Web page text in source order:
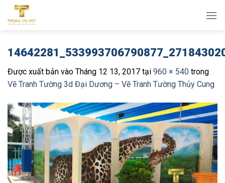
qua
Được xuất bản vào Tháng 12 13, 2017 tại 960 × 540 trong
Vẽ Tranh Tường 3d Đại Dương – Vẽ Tranh Tường Thủy Cung